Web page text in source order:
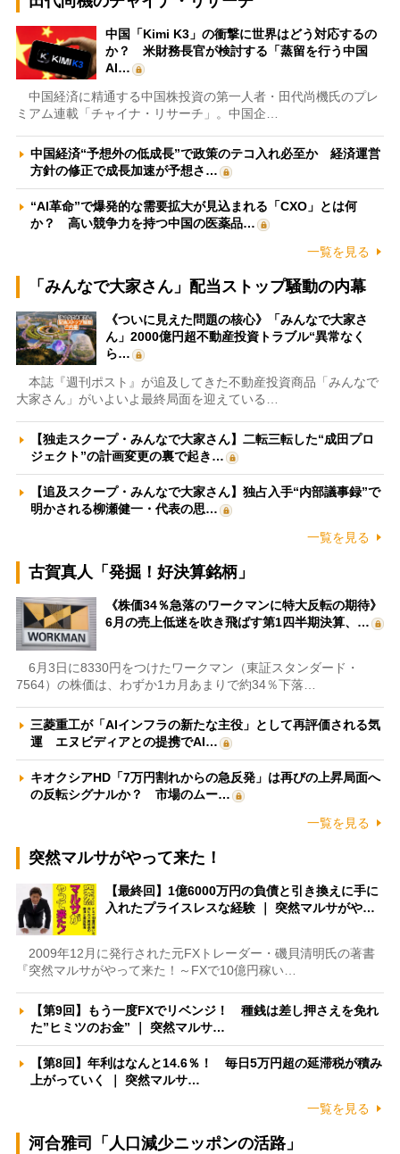
中国「Kimi K3」の衝撃に世界はどう対応するの
か？ 米財務長官が検討する「蒸留を行う中国
AI…
中国経済に精通する中国株投資の第一人者・田代尚機氏のプレ
ミアム連載「チャイナ・リサーチ」。中国企…
中国経済“予想外の低成長”で政策のテコ入れ必至か 経済運営
方針の修正で成長加速が予想さ…
“AI革命”で爆発的な需要拡大が見込まれる「CXO」とは何
か？ 高い競争力を持つ中国の医薬品…
一覧を見る
「みんなで大家さん」配当ストップ騒動の内幕
《ついに見えた問題の核心》「みんなで大家さ
ん」2000億円超不動産投資トラブル“異常なく
ら…
本誌『週刊ポスト』が追及してきた不動産投資商品「みんなで
大家さん」がいよいよ最終局面を迎えている…
【独走スクープ・みんなで大家さん】二転三転した“成田プロ
ジェクト”の計画変更の裏で起き…
【追及スクープ・みんなで大家さん】独占入手“内部議事録”で
明かされる柳瀬健一・代表の思…
一覧を見る
古賀真人「発掘！好決算銘柄」
《株価34％急落のワークマンに特大反転の期待》
6月の売上低迷を吹き飛ばす第1四半期決算、…
6月3日に8330円をつけたワークマン（東証スタンダード・
7564）の株価は、わずか1カ月あまりで約34％下落…
三菱重工が「AIインフラの新たな主役」として再評価される気
運 エヌビディアとの提携でAI…
キオクシアHD「7万円割れからの急反発」は再びの上昇局面へ
の反転シグナルか？ 市場のムー…
一覧を見る
突然マルサがやって来た！
【最終回】1億6000万円の負債と引き換えに手に
入れたプライスレスな経験 ｜ 突然マルサがや…
2009年12月に発行された元FXトレーダー・磯貝清明氏の著書
『突然マルサがやって来た！～FXで10億円稼い…
【第9回】もう一度FXでリベンジ！ 種銭は差し押さえを免れ
た”ヒミツのお金” ｜ 突然マルサ…
【第8回】年利はなんと14.6％！ 毎日5万円超の延滞税が積み
上がっていく ｜ 突然マルサ…
一覧を見る
河合雅司「人口減少ニッポンの活路」